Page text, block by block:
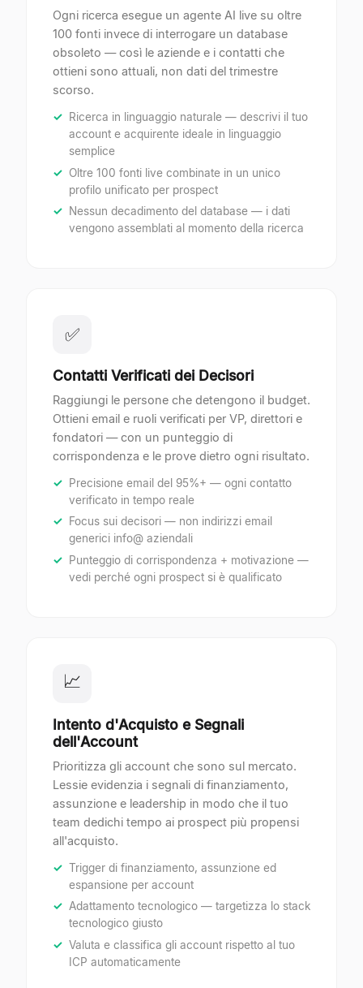
Ogni ricerca esegue un agente AI live su oltre
100 fonti invece di interrogare un database
obsoleto — così le aziende e i contatti che
ottieni sono attuali, non dati del trimestre
scorso.
Ricerca in linguaggio naturale — descrivi il tuo
account e acquirente ideale in linguaggio
semplice
Oltre 100 fonti live combinate in un unico
profilo unificato per prospect
Nessun decadimento del database — i dati
vengono assemblati al momento della ricerca
✅
Contatti Verificati dei Decisori
Raggiungi le persone che detengono il budget.
Ottieni email e ruoli verificati per VP, direttori e
fondatori — con un punteggio di
corrispondenza e le prove dietro ogni risultato.
Precisione email del 95%+ — ogni contatto
verificato in tempo reale
Focus sui decisori — non indirizzi email
generici info@ aziendali
Punteggio di corrispondenza + motivazione —
vedi perché ogni prospect si è qualificato
📈
Intento d'Acquisto e Segnali
dell'Account
Prioritizza gli account che sono sul mercato.
Lessie evidenzia i segnali di finanziamento,
assunzione e leadership in modo che il tuo
team dedichi tempo ai prospect più propensi
all'acquisto.
Trigger di finanziamento, assunzione ed
espansione per account
Adattamento tecnologico — targetizza lo stack
tecnologico giusto
Valuta e classifica gli account rispetto al tuo
ICP automaticamente